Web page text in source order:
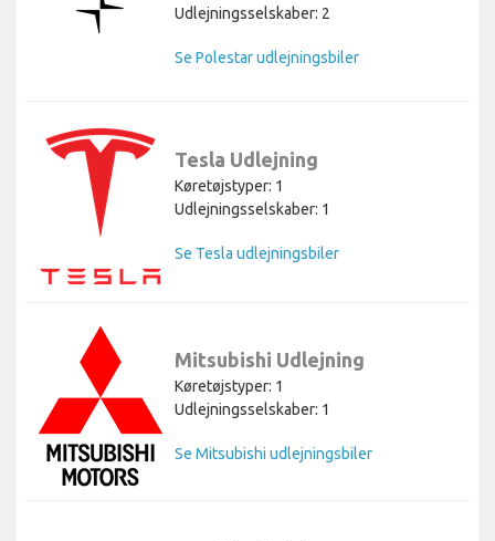
Udlejningsselskaber: 2
Se Polestar udlejningsbiler
Tesla Udlejning
Køretøjstyper: 1
Udlejningsselskaber: 1
Se Tesla udlejningsbiler
Mitsubishi Udlejning
Køretøjstyper: 1
Udlejningsselskaber: 1
Se Mitsubishi udlejningsbiler